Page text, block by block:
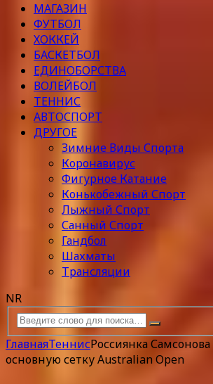
МАГАЗИН
ФУТБОЛ
ХОККЕЙ
БАСКЕТБОЛ
ЕДИНОБОРСТВА
ВОЛЕЙБОЛ
ТЕННИС
АВТОСПОРТ
ДРУГОЕ
Зимние Виды Спорта
Коронавирус
Фигурное Катание
Конькобежный Спорт
Лыжный Спорт
Санный Спорт
Гандбол
Шахматы
Трансляции
NR
ГлавнаяТеннисРоссиянка
основную сетку Australian Open